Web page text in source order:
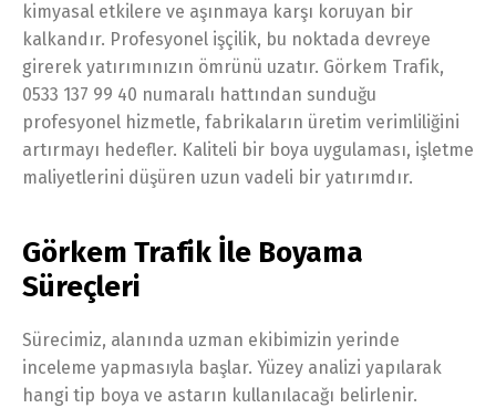
kimyasal etkilere ve aşınmaya karşı koruyan bir
kalkandır. Profesyonel işçilik, bu noktada devreye
girerek yatırımınızın ömrünü uzatır. Görkem Trafik,
0533 137 99 40 numaralı hattından sunduğu
profesyonel hizmetle, fabrikaların üretim verimliliğini
artırmayı hedefler. Kaliteli bir boya uygulaması, işletme
maliyetlerini düşüren uzun vadeli bir yatırımdır.
Görkem Trafik İle Boyama
Süreçleri
Sürecimiz, alanında uzman ekibimizin yerinde
inceleme yapmasıyla başlar. Yüzey analizi yapılarak
hangi tip boya ve astarın kullanılacağı belirlenir.